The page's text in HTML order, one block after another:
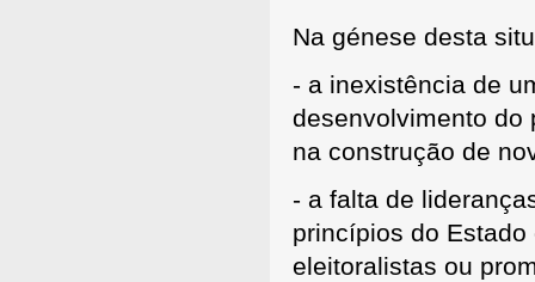
Na génese desta
- a inexistência de
desenvolvimento do
na construção de
- a falta de
princípios do
eleitoralistas ou